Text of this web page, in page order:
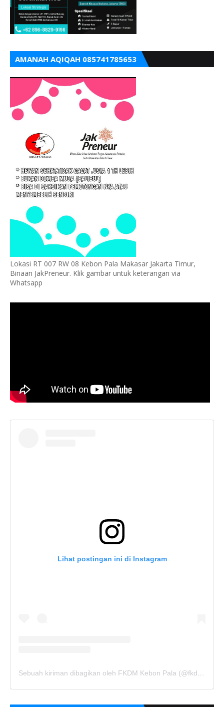
AMANAH AQIQAH 085741785653
Lokasi RT 007 RW 08 Kebon Pala Makasar Jakarta Timur,
Binaan JakPreneur. Klik gambar untuk keterangan via
Whatsapp
Lihat postingan ini di Instagram
Sebuah kiriman dibagikan oleh FKDM Kebon Pala (@fkdm_kebonpala)